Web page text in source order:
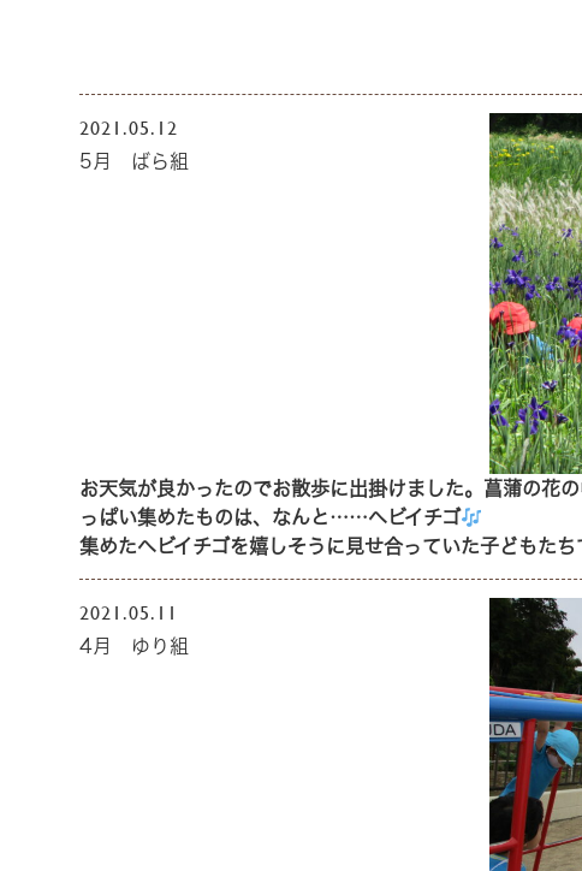
2021.05.12
5月 ばら組
お天気が良かったのでお散歩に出掛けました。菖蒲の花
っぱい集めたものは、なんと……ヘビイチゴ
集めたヘビイチゴを嬉しそうに見せ合っていた子どもたち
2021.05.11
4月 ゆり組